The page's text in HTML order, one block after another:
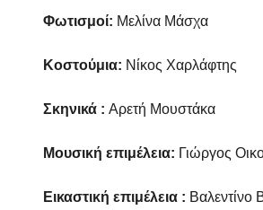
Φωτισμοί: Μελίνα Μάσχα
Κοστούμια: Νίκος Χαρλάφτης
Σκηνικά : Αρετή Μουστάκα
Μουσική επιμέλεια: Γιώργος
Εικαστική επιμέλεια : Βαλεντίνο